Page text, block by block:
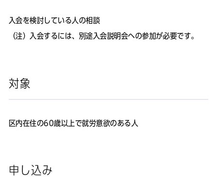
入会を検討している人の相談
（注）入会するには、別途入会説明会への参加が必要です。
対象
区内在住の60歳以上で就労意欲のある人
申し込み